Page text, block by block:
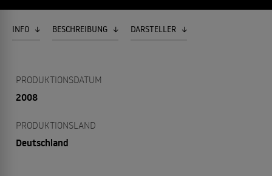
INFO BESCHREIBUNG DARSTELLER
PRODUKTIONSDATUM
2008
PRODUKTIONSLAND
Deutschland